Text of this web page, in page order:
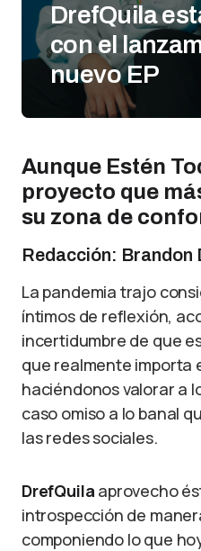
DrefQuila
con el
nuevo EP
Aunque Estén
proyecto que
su zona de
Redacción: Brandon
La pandemia trajo
íntimos de reflexión,
incertidumbre de que
que realmente importa
haciéndonos valorar a
caso omiso a lo banal
las redes sociales.
DrefQuila aprovecho
introspección de
componiendo lo que